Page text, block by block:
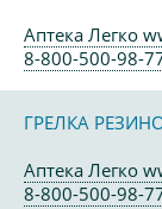
Аптека Легко
8-800-500-98-
ГРЕЛКА
Аптека Легко
8-800-500-98-